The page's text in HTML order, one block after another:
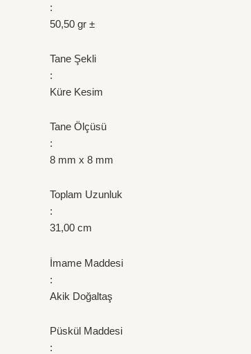
:
50,50 gr ±
Tane Şekli
:
Küre Kesim
Tane Ölçüsü
:
8 mm x 8 mm
Toplam Uzunluk
:
31,00 cm
İmame Maddesi
:
Akik Doğaltaş
Püskül Maddesi
: